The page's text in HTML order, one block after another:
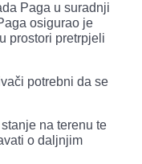
Paga u suradnji
osigurao je
prostori pretrpjeli
potrebni da se
na terenu te
o daljnjim